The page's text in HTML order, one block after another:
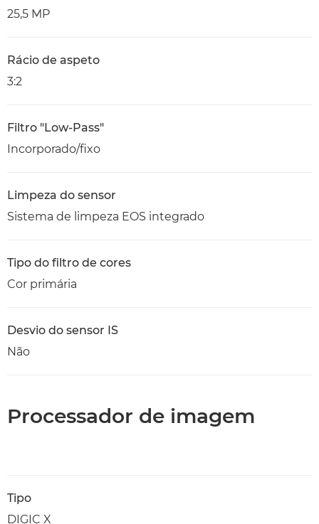
25,5 MP
Rácio de aspeto
3:2
Filtro "Low-Pass"
Incorporado/fixo
Limpeza do sensor
Sistema de limpeza EOS integrado
Tipo do filtro de cores
Cor primária
Desvio do sensor IS
Não
Processador de imagem
Tipo
DIGIC X